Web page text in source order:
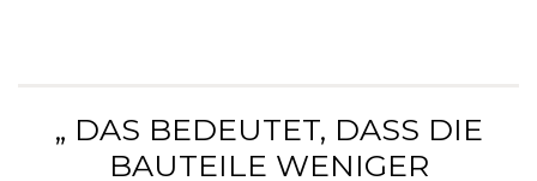
„ DAS BEDEUTET, DASS DIE
BAUTEILE WENIGER